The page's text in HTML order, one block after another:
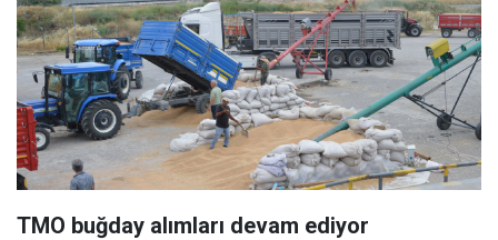
TMO buğday alımları devam ediyor